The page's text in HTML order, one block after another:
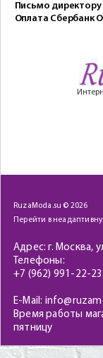
Письмо директору
Оплата Сбербанк
RuzaModa.su © 2026
Перейти в
Адрес: г. Москва,
Телефоны:
+7 (962) 991-22-23
E-Mail:
Время работы
пятницу